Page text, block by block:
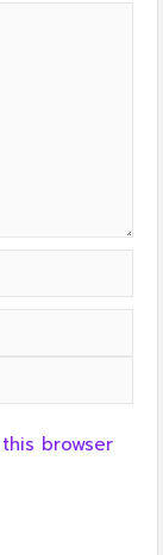
browser